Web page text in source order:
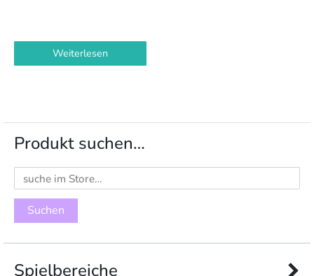
Weiterlesen
Produkt suchen…
Suchen
nach:
Spielbereiche